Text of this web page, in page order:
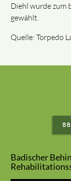
Diehl wurde zum
gewählt.
Quelle: Torpedo
Badischer